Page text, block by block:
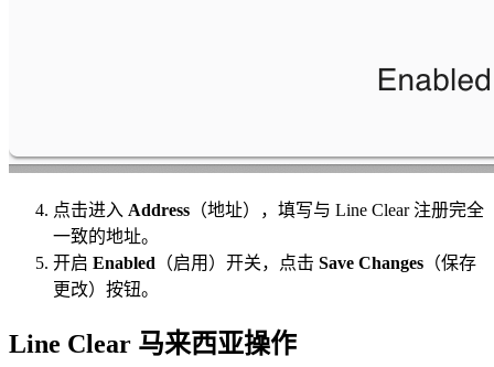
点击进入 Address （地址），填写与 Line Clear 注册完全
一致的地址。
开启 Enabled （启用）开关，点击 Save Changes （保存
更改）按钮。
Line Clear 马来西亚操作